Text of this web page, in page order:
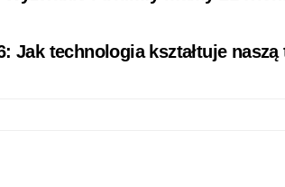
Jak technologia kształtuje